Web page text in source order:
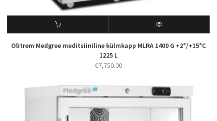
Olitrem Medgree meditsiiniline külmkapp MLRA 1400 G +2°/+15°C
1225 L
€7,750.00